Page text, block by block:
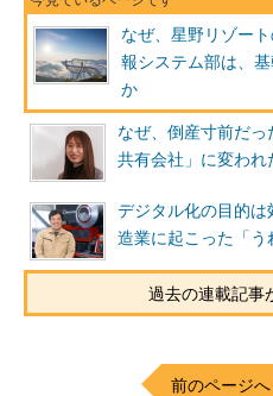
なぜ、星野リゾー
報システム部は、
か
なぜ、倒産寸前だっ
共有会社」に変われ
デジタル化の目的
造業に起こった「う
過去の連載記事
前のページへ